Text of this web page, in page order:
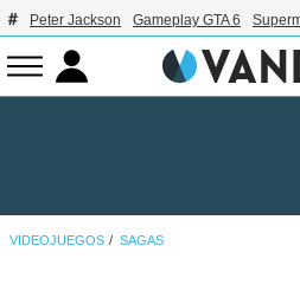
Peter Jackson Gameplay GTA 6
VIDEOJUEGOS SAGAS